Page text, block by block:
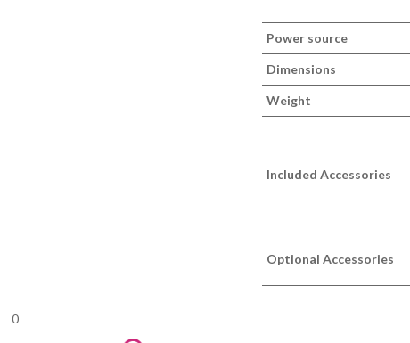
Power source
Dimensions
Weight
Included Accessories
Optional Accessories
0